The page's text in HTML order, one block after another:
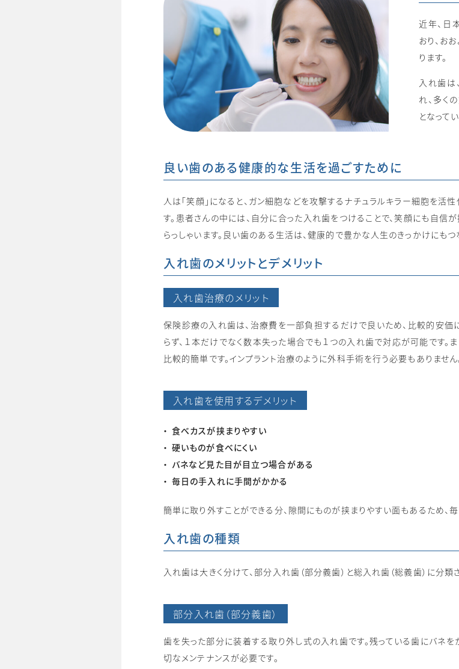
近年、日
おり、お
ります。
入れ歯は
れ、多く
となってい
良い歯のある健康的な生活を過ごすために
人は「笑顔」になると、ガン細胞などを攻撃するナチュラルキラー細胞を活
す。患者さんの中には、自分に合った入れ歯をつけることで、笑顔にも自信
らっしゃいます。良い歯のある生活は、健康的で豊かな人生のきっかけにもつ
入れ歯のメリットとデメリット
入れ歯治療のメリット
保険診療の入れ歯は、治療費を一部負担するだけで良いため、比較的安価
らず、１本だけでなく数本失った場合でも１つの入れ歯で対応が可能です。
比較的簡単です。インプラント治療のように外科手術を行う必要もありません
入れ歯を使用するデメリット
食べカスが挟まりやすい
硬いものが食べにくい
バネなど見た目が目立つ場合がある
毎日の手入れに手間がかかる
簡単に取り外すことができる分、隙間にものが挟まりやすい面もあるため、
入れ歯の種類
入れ歯は大きく分けて、部分入れ歯（部分義歯）と総入れ歯（総義歯）に分類
部分入れ歯（部分義歯）
歯を失った部分に装着する取り外し式の入れ歯です。残っている歯にバネ
切なメンテナンスが必要です。